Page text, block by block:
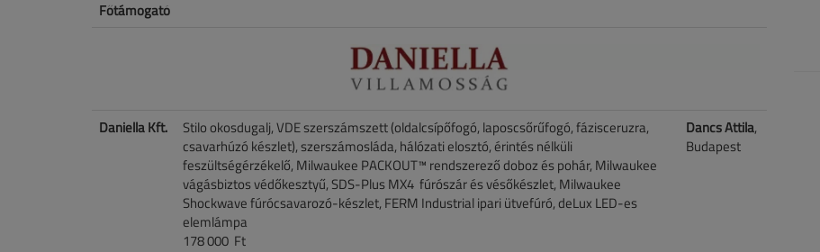
Főtámogató
Daniella Kft.
Stilo okosdugalj, VDE szerszámszett (oldalcsípőfogó, laposcsőrűfogó, fázisceruzra,
csavarhúzó készlet), szerszámosláda, hálózati elosztó, érintés nélküli
feszültségérzékelő, Milwaukee PACKOUT™ rendszerező doboz és pohár, Milwaukee
vágásbiztos védőkesztyű, SDS-Plus MX4 fúrószár és vésőkészlet, Milwaukee
Shockwave fúrócsavarozó-készlet, FERM Industrial ipari ütvefúró, deLux LED-es
elemlámpa
178 000 Ft
Dancs Attila,
Budapest